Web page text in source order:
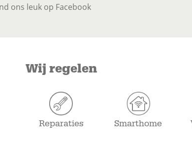
ons leuk op Facebook
Wij regelen
Reparaties Smarthome